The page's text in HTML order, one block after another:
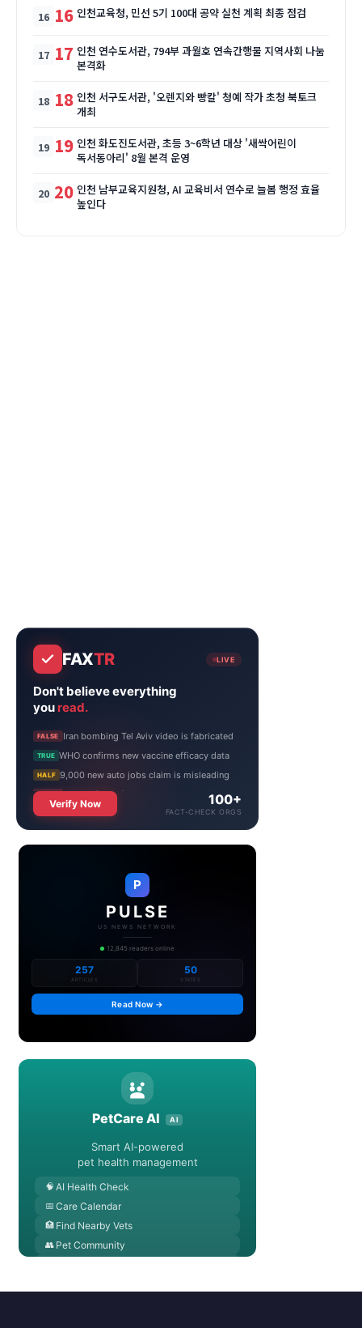
16 인천교육청, 민선 5기 100대 공약 실천 계획 최종 점검
17 인천 연수도서관, 794부 과월호 연속간행물 지역사회 나눔
본격화
18 인천 서구도서관, '오렌지와 빵칼' 청예 작가 초청 북토크
개최
19 인천 화도진도서관, 초등 3~6학년 대상 '새싹어린이
독서동아리' 8월 본격 운영
20 인천 남부교육지원청, AI 교육비서 연수로 늘봄 행정 효율
높인다